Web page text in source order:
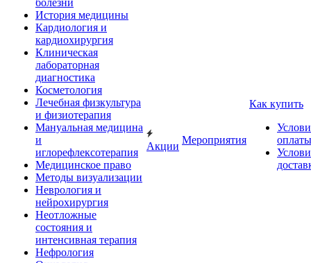
болезни
История медицины
Кардиология и
кардиохирургия
Клиническая
лабораторная
диагностика
Косметология
Лечебная физкультура
и физиотерапия
Мануальная медицина
и
иглорефлексотерапия
Медицинское право
Методы визуализации
Неврология и
нейрохирургия
Неотложные
состояния и
интенсивная терапия
Нефрология
Акции
Мероприятия
Как купить
оплаты